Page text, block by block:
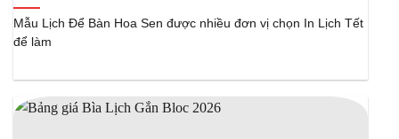
Mẫu Lịch Để Bàn Hoa Sen được nhiều đơn vị chọn In Lịch Tết
để làm